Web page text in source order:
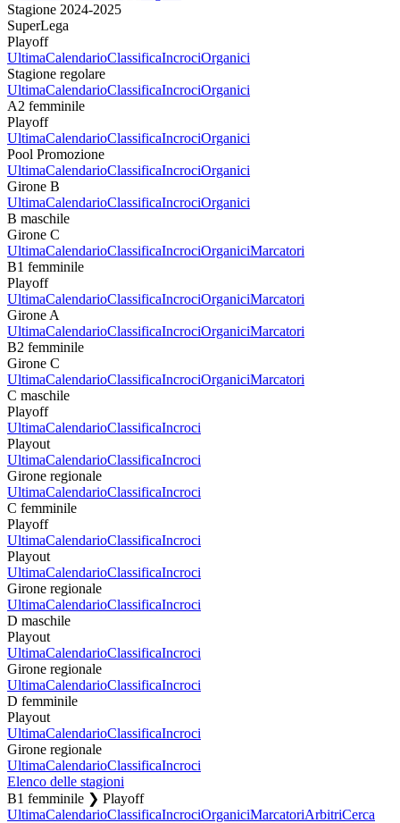
Stagione 2024-2025
SuperLega
Playoff
UltimaCalendarioClassificaIncrociOrganici
Stagione regolare
UltimaCalendarioClassificaIncrociOrganici
A2 femminile
Playoff
UltimaCalendarioClassificaIncrociOrganici
Pool Promozione
UltimaCalendarioClassificaIncrociOrganici
Girone B
UltimaCalendarioClassificaIncrociOrganici
B maschile
Girone C
UltimaCalendarioClassificaIncrociOrganiciMarcatori
B1 femminile
Playoff
UltimaCalendarioClassificaIncrociOrganiciMarcatori
Girone A
UltimaCalendarioClassificaIncrociOrganiciMarcatori
B2 femminile
Girone C
UltimaCalendarioClassificaIncrociOrganiciMarcatori
C maschile
Playoff
UltimaCalendarioClassificaIncroci
Playout
UltimaCalendarioClassificaIncroci
Girone regionale
UltimaCalendarioClassificaIncroci
C femminile
Playoff
UltimaCalendarioClassificaIncroci
Playout
UltimaCalendarioClassificaIncroci
Girone regionale
UltimaCalendarioClassificaIncroci
D maschile
Playout
UltimaCalendarioClassificaIncroci
Girone regionale
UltimaCalendarioClassificaIncroci
D femminile
Playout
UltimaCalendarioClassificaIncroci
Girone regionale
UltimaCalendarioClassificaIncroci
Elenco delle stagioni
B1 femminile ❯ Playoff
UltimaCalendarioClassificaIncrociOrganiciMarcatoriArbitriCerca